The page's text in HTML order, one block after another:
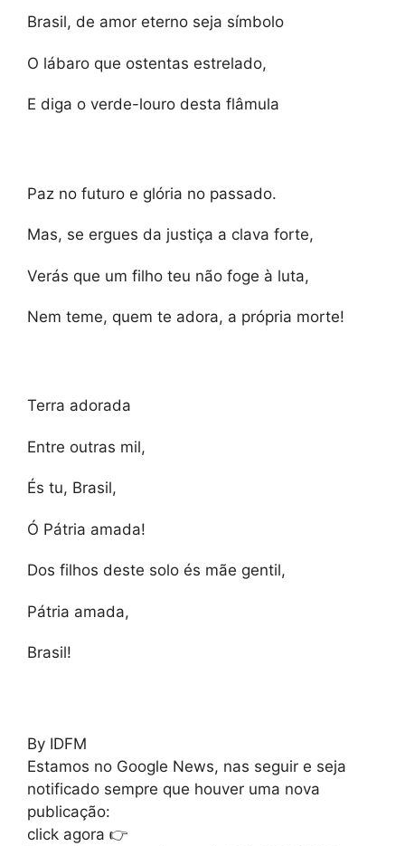
Brasil, de amor eterno seja símbolo
O lábaro que ostentas estrelado,
E diga o verde-louro desta flâmula
Paz no futuro e glória no passado.
Mas, se ergues da justiça a clava forte,
Verás que um filho teu não foge à luta,
Nem teme, quem te adora, a própria morte!
Terra adorada
Entre outras mil,
És tu, Brasil,
Ó Pátria amada!
Dos filhos deste solo és mãe gentil,
Pátria amada,
Brasil!
By IDFM
Estamos no Google News, nas seguir e seja
notificado sempre que houver uma nova
publicação:
click agora 👉